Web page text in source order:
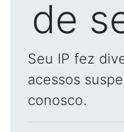
de
Seu IP fez
acessos
conosco.